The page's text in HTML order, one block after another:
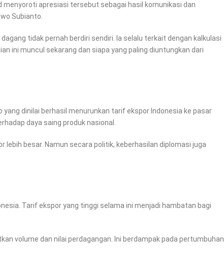
apresiasi tersebut sebagai hasil komunikasi dan
Subianto.
tidak pernah berdiri sendiri. Ia selalu terkait dengan kalkulasi
ini muncul sekarang dan siapa yang paling diuntungkan dari
yang dinilai berhasil menurunkan tarif ekspor Indonesia ke pasar
daya saing produk nasional.
besar. Namun secara politik, keberhasilan diplomasi juga
Tarif ekspor yang tinggi selama ini menjadi hambatan bagi
volume dan nilai perdagangan. Ini berdampak pada pertumbuhan